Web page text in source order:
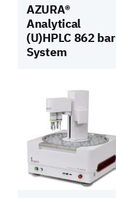
AZURA® ​
Analytical
(U)HPLC 862 bar
System